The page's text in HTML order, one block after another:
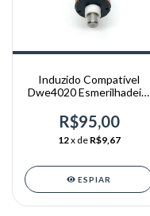
Induzido Compatível
Dwe4020 Esmerilhadeira
R$95,00
12x de R$9,67
ESPIAR